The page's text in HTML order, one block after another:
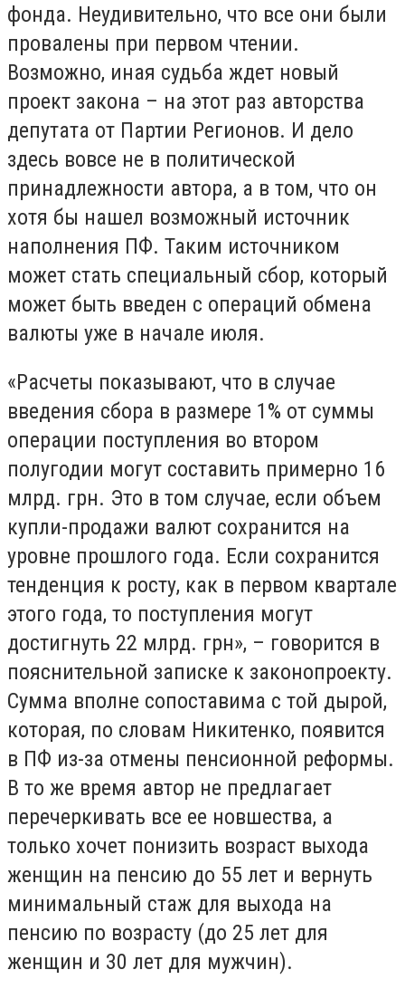
фонда. Неудивительно, что все они были
провалены при первом чтении.
Возможно, иная судьба ждет новый
проект закона – на этот раз авторства
депутата от Партии Регионов. И дело
здесь вовсе не в политической
принадлежности автора, а в том, что он
хотя бы нашел возможный источник
наполнения ПФ. Таким источником
может стать специальный сбор, который
может быть введен с операций обмена
валюты уже в начале июля.
«Расчеты показывают, что в случае
введения сбора в размере 1% от суммы
операции поступления во втором
полугодии могут составить примерно 16
млрд. грн. Это в том случае, если объем
купли-продажи валют сохранится на
уровне прошлого года. Если сохранится
тенденция к росту, как в первом квартале
этого года, то поступления могут
достигнуть 22 млрд. грн», – говорится в
пояснительной записке к законопроекту.
Сумма вполне сопоставима с той дырой,
которая, по словам Никитенко, появится
в ПФ из-за отмены пенсионной реформы.
В то же время автор не предлагает
перечеркивать все ее новшества, а
только хочет понизить возраст выхода
женщин на пенсию до 55 лет и вернуть
минимальный стаж для выхода на
пенсию по возрасту (до 25 лет для
женщин и 30 лет для мужчин).